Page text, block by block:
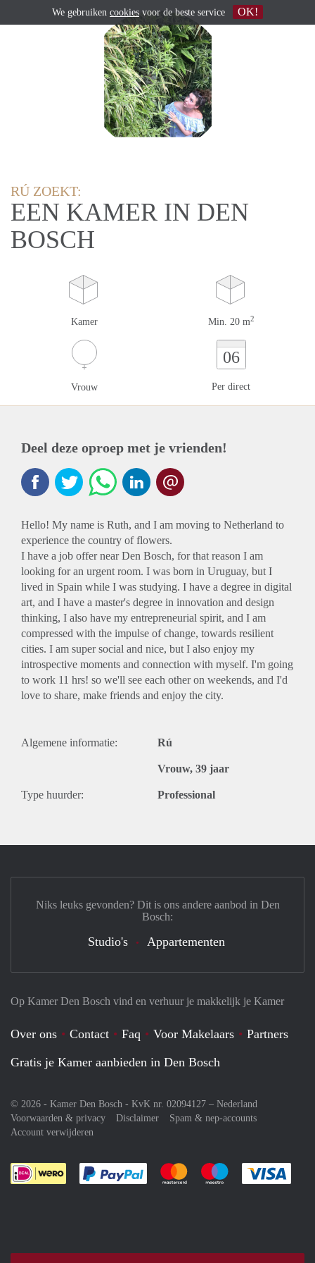
RÚ ZOEKT:
EEN KAMER IN DEN
BOSCH
Kamer Min. 20 m2
Vrouw
06
Per direct
Deel deze oproep met je vrienden!
Hello! My name is Ruth, and I am moving to Netherland to
experience the country of flowers.
I have a job offer near Den Bosch, for that reason I am
looking for an urgent room. I was born in Uruguay, but I
lived in Spain while I was studying. I have a degree in digital
art, and I have a master's degree in innovation and design
thinking, I also have my entrepreneurial spirit, and I am
compressed with the impulse of change, towards resilient
cities. I am super social and nice, but I also enjoy my
introspective moments and connection with myself. I'm going
to work 11 hrs! so we'll see each other on weekends, and I'd
love to share, make friends and enjoy the city.
Algemene informatie: Rú
Vrouw, 39 jaar
Type huurder: Professional
Op Kamer Den Bosch vind en verhuur je makkelijk je Kamer
Over ons Contact Faq Voor Makelaars
Partners
Gratis je Kamer aanbieden in Den Bosch
© 2026 - Kamer Den Bosch - KvK nr. 02094127 – Nederland
Voorwaarden & privacy
Disclaimer
Spam & nep-accounts
Account verwijderen
Je rekent gemakkelijk af met Paypal
Je rekent gemakkelijk af met
Je rekent
Niks leuks gevonden? Dit is ons andere aanbod in Den
Bosch:
Studio's Appartementen
We gebruiken cookies voor de beste service OK!